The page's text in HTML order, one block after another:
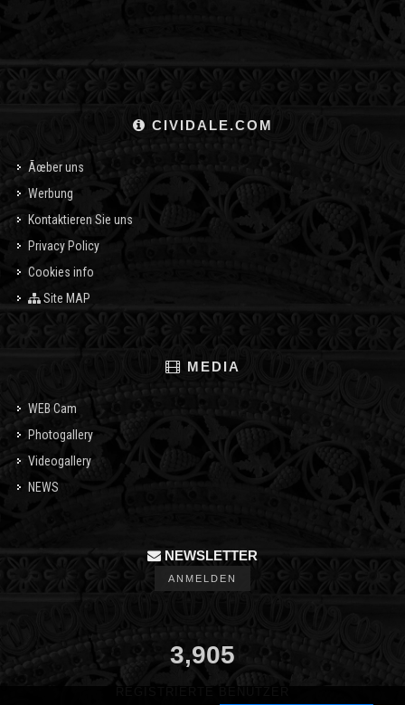
CIVIDALE.COM
Ãœber uns
Werbung
Kontaktieren Sie uns
Privacy Policy
Cookies info
Site MAP
MEDIA
WEB Cam
Photogallery
Videogallery
NEWS
NEWSLETTER
ANMELDEN
3,905